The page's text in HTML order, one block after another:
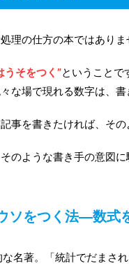
理の仕方の本ではあり
うそをつく”ということで
な場で現れる数字は、
事を書きたければ、そ
のような書き手の意図
ソをつく法―数式
名著。「統計でだまさ